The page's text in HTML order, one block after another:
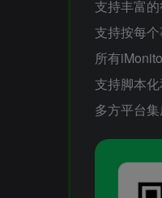
支持丰富
支持按每
所有
支持脚本
多方平台集